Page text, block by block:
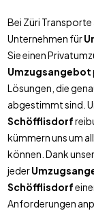
Bei Züri Transporte
Unternehmen für
Sie einen
Umzugsangebot
Lösungen, die
abgestimmt sind.
Schöfflisdorf
kümmern uns um
können. Dank
jeder
Schöfflisdorf
Anforderungen